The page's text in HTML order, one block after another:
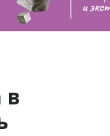
в